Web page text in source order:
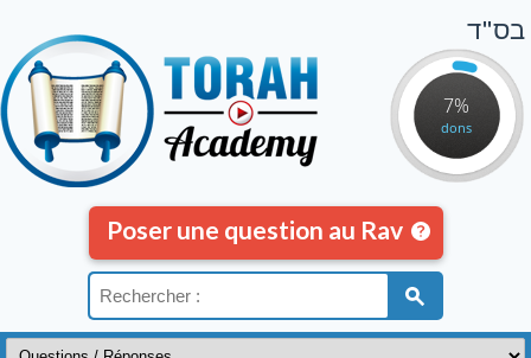
7%
dons
בס"ד
Poser une question au Rav